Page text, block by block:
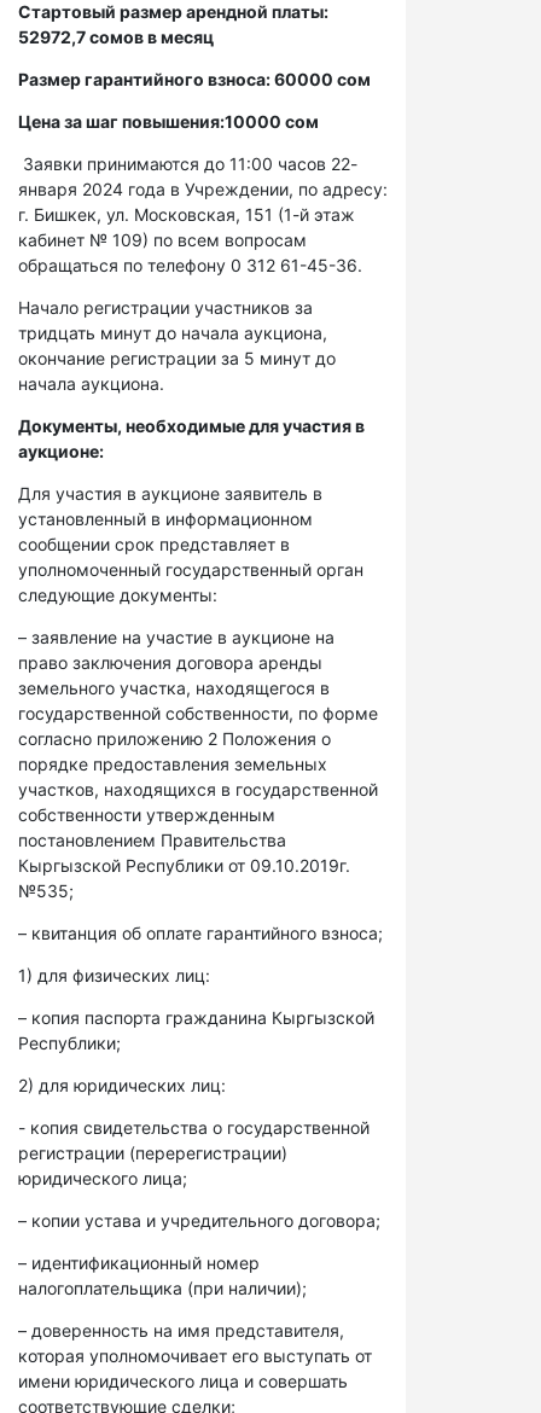
Стартовый размер арендной платы:
52972,7 сомов в месяц
Размер гарантийного взноса: 60000 сом
Цена за шаг повышения:10000 сом
Заявки принимаются до 11:00 часов 22-
января 2024 года в Учреждении, по адресу:
г. Бишкек, ул. Московская, 151 (1-й этаж
кабинет № 109) по всем вопросам
обращаться по телефону 0 312 61-45-36.
Начало регистрации участников за
тридцать минут до начала аукциона,
окончание регистрации за 5 минут до
начала аукциона.
Документы, необходимые для участия в
аукционе:
Для участия в аукционе заявитель в
установленный в информационном
сообщении срок представляет в
уполномоченный государственный орган
следующие документы:
– заявление на участие в аукционе на
право заключения договора аренды
земельного участка, находящегося в
государственной собственности, по форме
согласно приложению 2 Положения о
порядке предоставления земельных
участков, находящихся в государственной
собственности утвержденным
постановлением Правительства
Кыргызской Республики от 09.10.2019г.
№535;
– квитанция об оплате гарантийного взноса;
1) для физических лиц:
– копия паспорта гражданина Кыргызской
Республики;
2) для юридических лиц:
- копия свидетельства о государственной
регистрации (перерегистрации)
юридического лица;
– копии устава и учредительного договора;
– идентификационный номер
налогоплательщика (при наличии);
– доверенность на имя представителя,
которая уполномочивает его выступать от
имени юридического лица и совершать
соответствующие сделки;